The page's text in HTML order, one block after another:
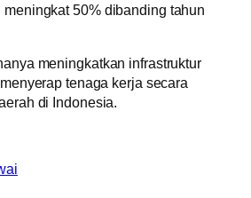
50% dibanding tahun
meningkatkan infrastruktur
tenaga kerja secara
di Indonesia.